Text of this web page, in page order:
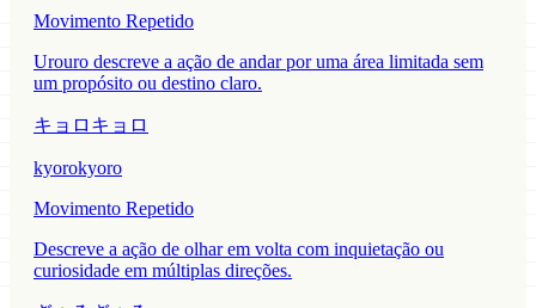
Movimento Repetido
Urouro descreve a ação de andar por uma área limitada sem
um propósito ou destino claro.
キョロキョロ
kyorokyoro
Movimento Repetido
Descreve a ação de olhar em volta com inquietação ou
curiosidade em múltiplas direções.